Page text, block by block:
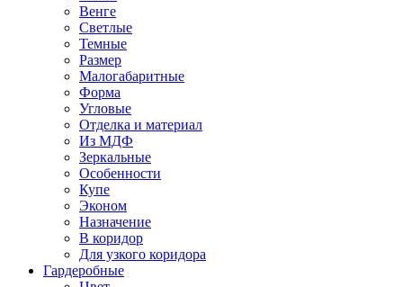
Венге
Светлые
Темные
Размер
Малогабаритные
Форма
Угловые
Отделка и материал
Из МДФ
Зеркальные
Особенности
Купе
Эконом
Назначение
В коридор
Для узкого коридора
Гардеробные